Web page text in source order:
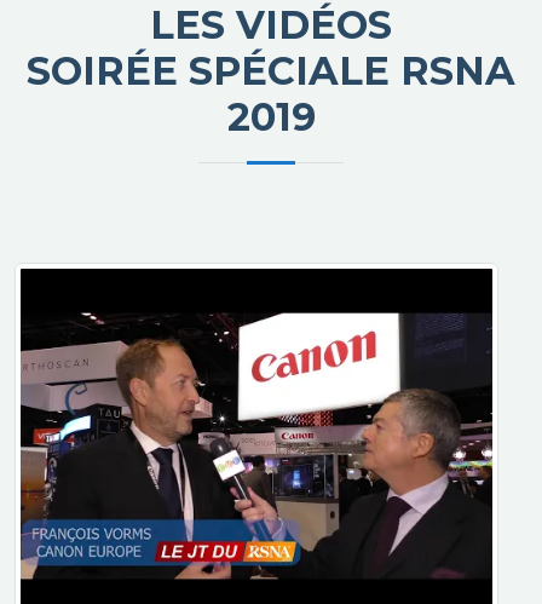
LES VIDÉOS
SOIRÉE SPÉCIALE RSNA
2019